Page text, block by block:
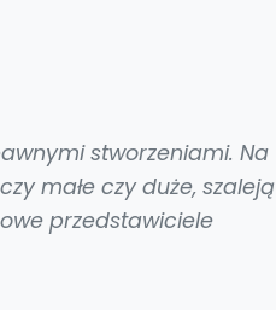
stworzeniami. Na
małe czy duże, szaleją
przedstawiciele